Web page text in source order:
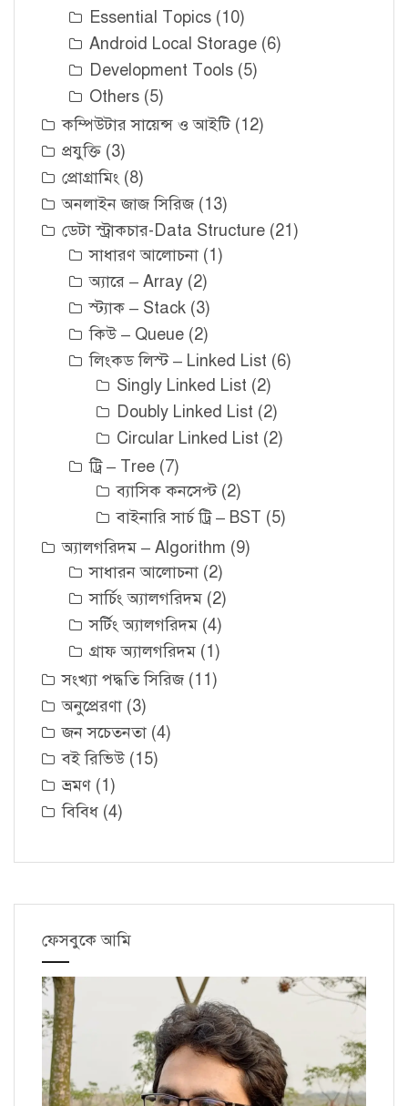
Essential Topics (10)
Android Local Storage (6)
Development Tools (5)
Others (5)
কম্পিউটার সায়েন্স ও আইটি(12)
প্রযুক্তি (3)
প্রোগ্রামিং (8)
অনলাইন জাজ সিরিজ (13)
ডেটা স্ট্রাকচার-Data Structure (21)
সাধারণ আলোচনা (1)
অ্যারে – Array (2)
স্ট্যাক – Stack (3)
কিউ – Queue (2)
লিংকড লিস্ট – Linked List (6)
Singly Linked List (2)
Doubly Linked List (2)
Circular Linked List (2)
ট্রি – Tree (7)
ব্যাসিক কনসেপ্ট(2)
বাইনারি সার্চ ট্রি – BST (5)
অ্যালগরিদম – Algorithm (9)
সাধারন আলোচনা (2)
সার্চিং অ্যালগরিদম (2)
সর্টিং অ্যালগরিদম (4)
গ্রাফ অ্যালগরিদম (1)
সংখ্যা পদ্ধতি সিরিজ (11)
অনুপ্রেরণা (3)
জন সচেতনতা (4)
বই রিভিউ (15)
ভ্রমণ (1)
বিবিধ (4)
ফেসবুকে আমি